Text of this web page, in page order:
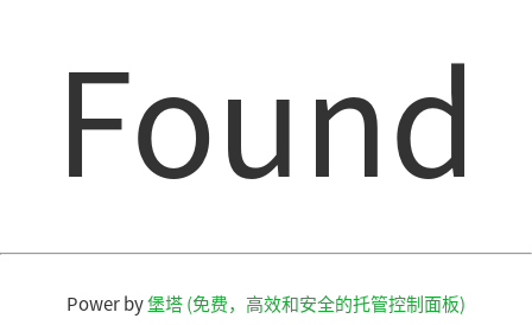
Found
Power by堡塔 (免费，高效和安全的托管控制面板)